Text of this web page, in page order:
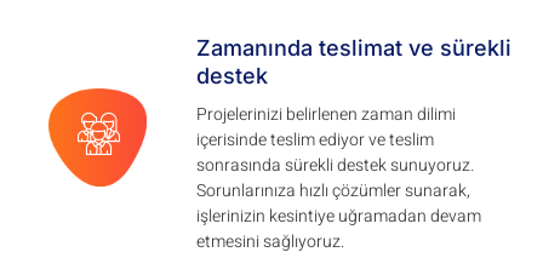
Zamanında teslimat ve sürekli
destek
Projelerinizi belirlenen zaman dilimi
içerisinde teslim ediyor ve teslim
sonrasında sürekli destek sunuyoruz.
Sorunlarınıza hızlı çözümler sunarak,
işlerinizin kesintiye uğramadan devam
etmesini sağlıyoruz.